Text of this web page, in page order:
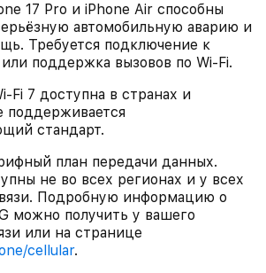
17 Pro и iPhone Air способны
автомобильную аварию и
Требуется подключение к
поддержка вызовов по Wi-Fi.
Fi 7 доступна в странах и
поддерживается
стандарт.
план передачи данных.
не во всех регионах и у всех
Подробную информацию о
можно получить у вашего
или на странице
cellular.